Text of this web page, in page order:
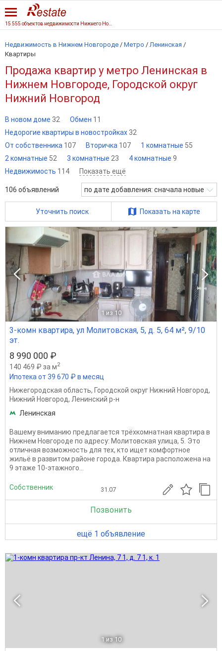
Недвижимость в Нижнем Новгороде / Метро / Ленинская /
Квартиры
Продажа квартир у метро Ленинская в
Нижнем Новгороде, Городской округ
Нижний Новгород
В новом доме 32 Обмен 11
Недорогие квартиры в новостройках 32
От собственника 107 Вторичка 107 1 комнатные 55
2 комнатные 52 3 комнатные 23 4 комнатные 9
Недвижимость 114 Показать ещё
106 объявлений по дате добавления: сначала новые
Уточнить поиск Показать на карте
1 из 10
3-комн квартира, ул Молитовская, 5, д. 5, 64 м², 9/10
эт.
8 990 000 ₽
140 469 ₽ за м2
Ипотека от 39 670 ₽ в месяц
Нижегородская область, Городской округ Нижний Новгород,
Нижний Новгород, Ленинский р-н
Ленинская
Вашему вниманию предлагается трёхкомнатная квартира в
Нижнем Новгороде по адресу: Молитовская улица, 5. Это
отличная возможность для тех, кто ищет комфортное
жильё в развитом районе города. Квартира расположена на
9 этаже 10-этажного...
Собственник 31.07
Позвонить
ещё 1 объявление
1 из 10